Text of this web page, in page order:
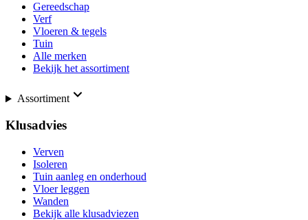
Gereedschap
Verf
Vloeren & tegels
Tuin
Alle merken
Bekijk het assortiment
Assortiment
Klusadvies
Verven
Isoleren
Tuin aanleg en onderhoud
Vloer leggen
Wanden
Bekijk alle klusadviezen